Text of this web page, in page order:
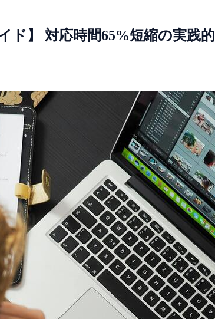
ド】 対応時間65%短縮の実践